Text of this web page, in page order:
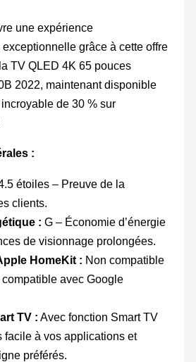
une expérience
grâce à cette offre
TV QLED 4K 65 pouces
2022, maintenant disponible
de 30 % sur
:
étoiles – Preuve de la
clients.
: G – Économie d’énergie
de visionnage prolongées.
HomeKit : Non compatible
avec Google
TV : Avec fonction Smart TV
facile à vos applications et
préférés.